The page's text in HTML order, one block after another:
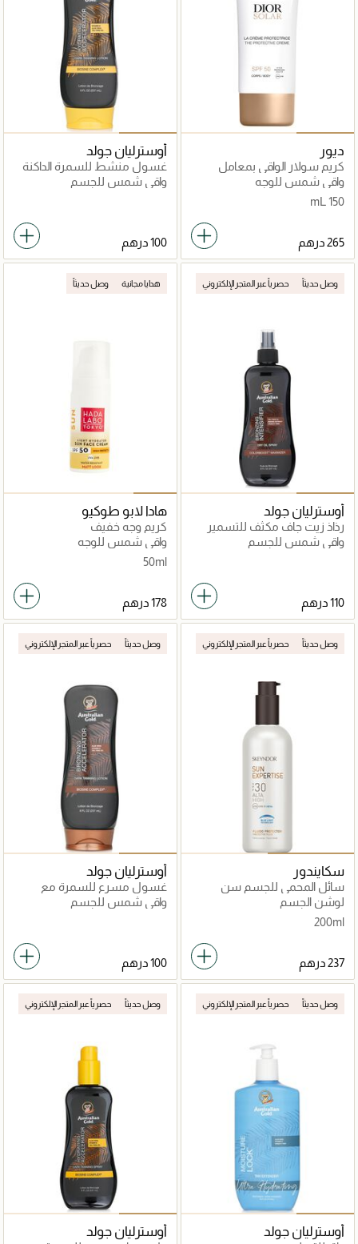
ديور
كريم سولار الواقي بمعامل
حماية SPF 53
واقي شمس للوجه
150 mL
أوسترليان جولد
غسول منشط للسمرة الداكنة
واقي شمس للجسم
وصل حديثاً حصرياً عبر المتجر الإلكتروني
أوسترليان جولد
رذاذ زيت جاف مكثف للتسمير
واقي شمس للجسم
هدايا مجانية وصل حديثاً
هادا لابو طوكيو
كريم وجه خفيف
الترطيب+SPF50 غير لامع
واقي شمس للوجه
50ml
وصل حديثاً حصرياً عبر المتجر الإلكتروني
سكايندور
سائل المحمي للجسم سن
إكسبيرتايز بتقنية الضوء الأزرق
وعامل حماية من الشمس
SPF30
لوشن الجسم
200ml
وصل حديثاً حصرياً عبر المتجر الإلكتروني
أوسترليان جولد
غسول مسرع للسمرة مع
برونزر
واقي شمس للجسم
وصل حديثاً حصرياً عبر المتجر الإلكتروني
أوسترليان جولد
وصل حديثاً حصرياً عبر المتجر الإلكتروني
أوسترليان جولد